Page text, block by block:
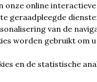
onze online
geraadpleegde
van de
worden gebruikt om
en de statistische